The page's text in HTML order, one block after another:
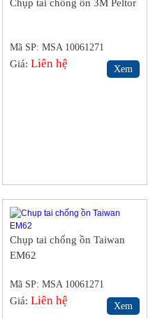
Chụp tai chống ồn 3M Peltor
Mã SP: MSA 10061271
Giá:Liên hệ Xem
Chụp tai chống ồn Taiwan
EM62
Mã SP: MSA 10061271
Giá:Liên hệ Xem